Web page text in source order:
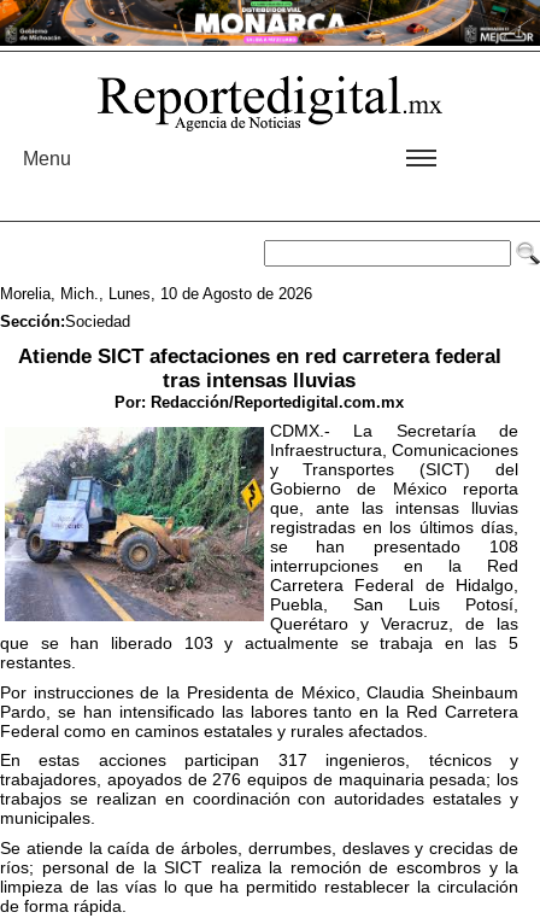
Menu
Morelia, Mich., Lunes, 10 de Agosto de 2026
Sección:Sociedad
Atiende SICT afectaciones en red carretera federal
tras intensas lluvias
Por: Redacción/Reportedigital.com.mx
CDMX.- La Secretaría de
Infraestructura, Comunicaciones
y Transportes (SICT) del
Gobierno de México reporta
que, ante las intensas lluvias
registradas en los últimos días,
se han presentado 108
interrupciones en la Red
Carretera Federal de Hidalgo,
Puebla, San Luis Potosí,
Querétaro y Veracruz, de las
que se han liberado 103 y actualmente se trabaja en las 5
restantes.
Por instrucciones de la Presidenta de México, Claudia Sheinbaum
Pardo, se han intensificado las labores tanto en la Red Carretera
Federal como en caminos estatales y rurales afectados.
En estas acciones participan 317 ingenieros, técnicos y
trabajadores, apoyados de 276 equipos de maquinaria pesada; los
trabajos se realizan en coordinación con autoridades estatales y
municipales.
Se atiende la caída de árboles, derrumbes, deslaves y crecidas de
ríos; personal de la SICT realiza la remoción de escombros y la
limpieza de las vías lo que ha permitido restablecer la circulación
de forma rápida.